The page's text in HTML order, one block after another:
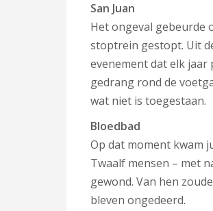
San Juan
Het ongeval gebeurde
stoptrein gestopt. Uit
evenement dat elk
gedrang rond de
wat niet is toegestaan.
Bloedbad
Op dat moment kwam
Twaalf mensen – met
gewond. Van hen
bleven ongedeerd.